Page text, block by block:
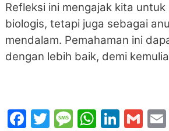
Refleksi ini mengajak kita
biologis, tetapi juga sebagai
mendalam. Pemahaman ini
dengan lebih baik, demi
F
T
M W Li G